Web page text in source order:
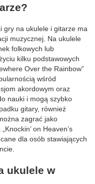
gry na ukulele i gitarze ma
muzycznej. Na ukulele
folkowych lub
kilku podstawowych
Over the Rainbow”
wśród
akordowym oraz
nauki i mogą szybko
gitary, również
zagrać jako
on Heaven’s
dla osób stawiających
ukulele w